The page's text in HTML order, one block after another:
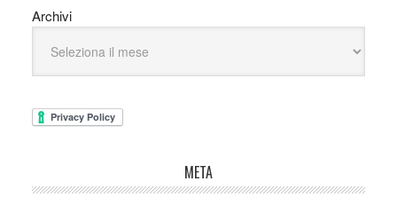
Archivi
META